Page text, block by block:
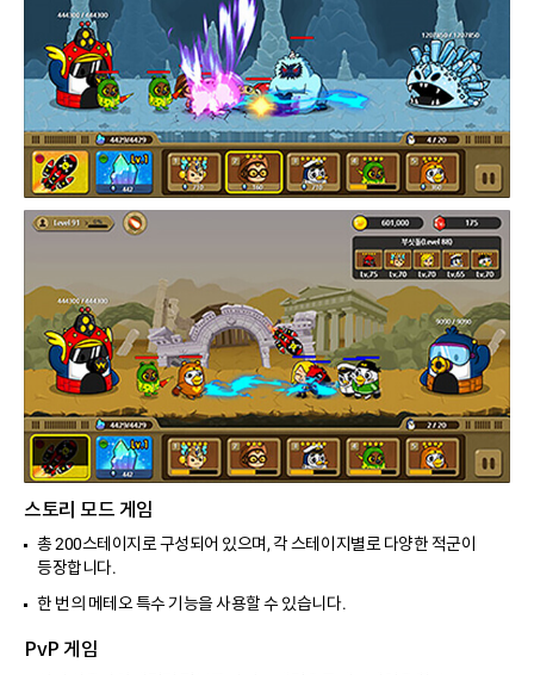
스토리 모드 게임
총 200스테이지로 구성되어 있으며, 각 스테이지별로 다양한 적군이
등장합니다.
한 번의 메테오 특수 기능을 사용할 수 있습니다.
PvP 게임